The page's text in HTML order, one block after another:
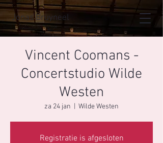
Jonas Bruyneel
Vincent Coomans -
Concertstudio Wilde
Westen
za 24 jan Wilde Westen
Registratie is afgesloten